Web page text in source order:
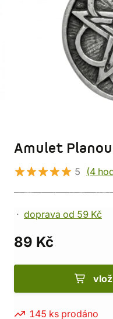
Amulet
5 (4
doprava od 59 Kč
89 Kč
145 ks prodáno